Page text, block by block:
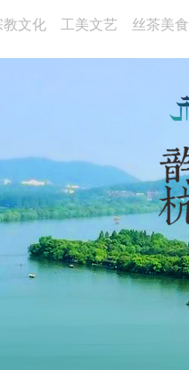
教文化 工美文艺 丝茶美食